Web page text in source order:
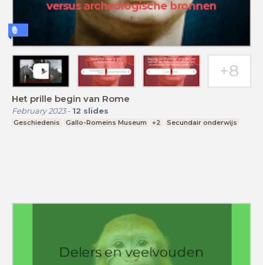
Het prille begin van Rome
February 2023- 12 slides
Geschiedenis Gallo-Romeins Museum +2 Secundair onderwijs